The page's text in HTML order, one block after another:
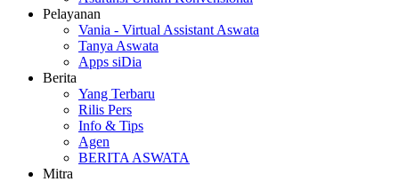
Pelayanan
Vania - Virtual Assistant Aswata
Tanya Aswata
Apps siDia
Berita
Yang Terbaru
Rilis Pers
Info & Tips
Agen
BERITA ASWATA
Mitra